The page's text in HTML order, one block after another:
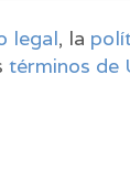
legal, la
términos de